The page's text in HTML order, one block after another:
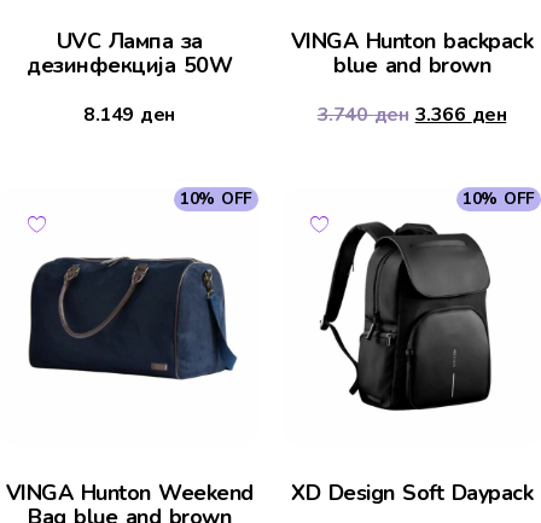
UVC Лампа за
дезинфекција 50W
8.149 ден
VINGA Hunton backpack
blue and brown
3.740ден 3.366 ден
10% OFF
VINGA Hunton Weekend
Bag blue and brown
10% OFF
XD Design Soft Daypack